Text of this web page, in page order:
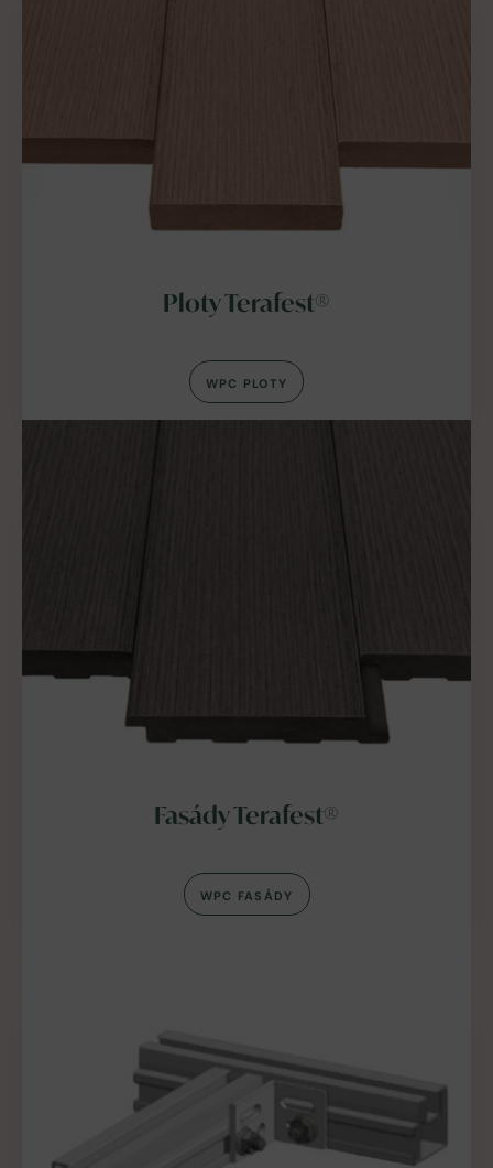
Ploty Terafest®
WPC PLOTY
Fasády Terafest®
WPC FASÁDY